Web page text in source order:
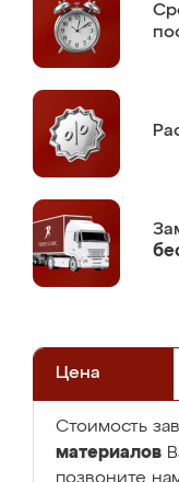
Цена
Стоимость
материалов